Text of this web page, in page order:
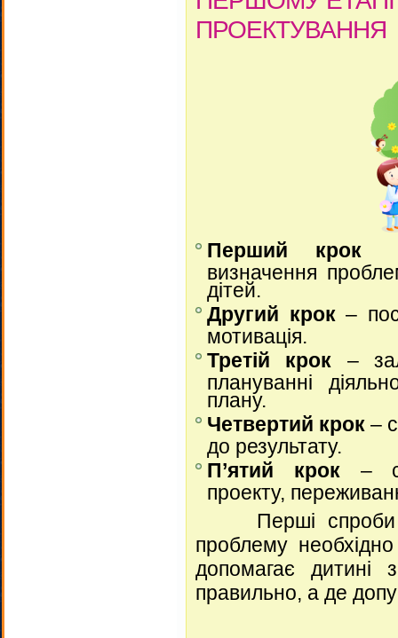
ПРОЕКТУВАННЯ
Перший крок
визначення
дітей.
Другий крок–
мотивація.
Третій крок –
плануванні
плану.
Четвертий крок –
до результату.
П’ятий крок–
проекту,
Перші спроби
проблему
допомагає дитині
правильно, а де